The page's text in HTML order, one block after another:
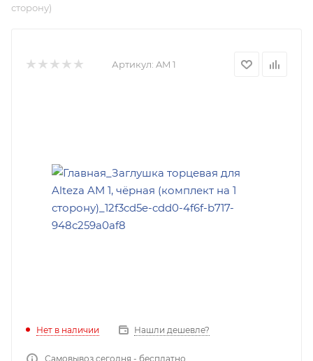
сторону)
Артикул: AM 1
Нет в наличии Нашли дешевле?
Самовывоз сегодня - бесплатно